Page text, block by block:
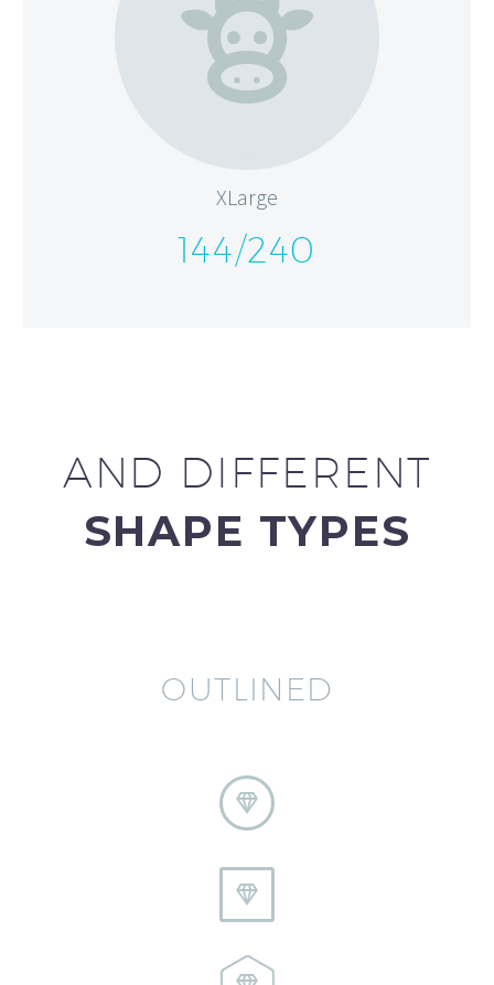


XLarge
144/240
AND DIFFERENT
SHAPE TYPES
OUTLINED



